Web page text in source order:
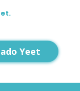
Yeet